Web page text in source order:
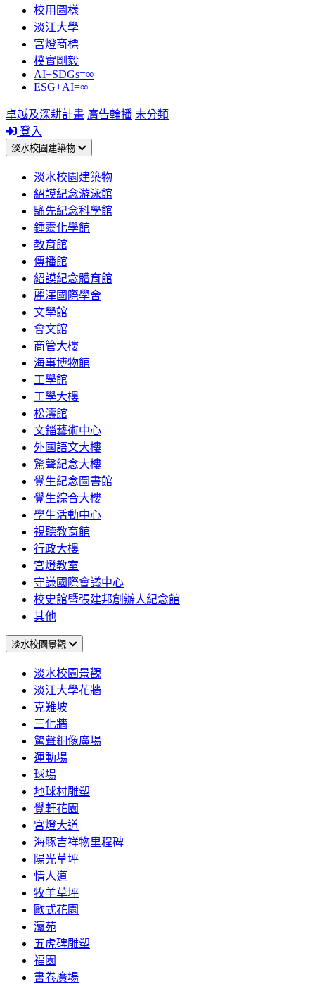
校用圖樣
淡江大學
宮燈商標
樸實剛毅
AI+SDGs=∞
ESG+AI=∞
卓越及深耕計畫 廣告輪播 未分類
登入
淡水校園建築物
淡水校園建築物
紹謨紀念游泳館
騮先紀念科學館
鍾靈化學館
教育館
傳播館
紹謨紀念體育館
麗澤國際學舍
文學館
會文館
商管大樓
海事博物館
工學館
工學大樓
松濤館
文錙藝術中心
外國語文大樓
驚聲紀念大樓
覺生紀念圖書館
覺生綜合大樓
學生活動中心
視聽教育館
行政大樓
宮燈教室
守謙國際會議中心
校史館暨張建邦創辦人紀念館
其他
淡水校園景觀
淡水校園景觀
淡江大學花牆
克難坡
三化牆
驚聲銅像廣場
運動場
球場
地球村雕塑
覺軒花園
宮燈大道
海豚吉祥物里程碑
陽光草坪
情人道
牧羊草坪
歐式花園
瀛苑
五虎碑雕塑
福園
書卷廣場